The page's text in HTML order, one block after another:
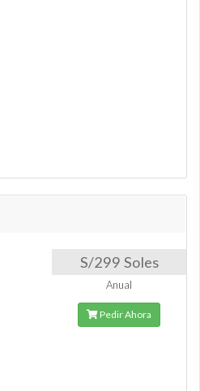
S/299 Soles
Anual
Pedir Ahora